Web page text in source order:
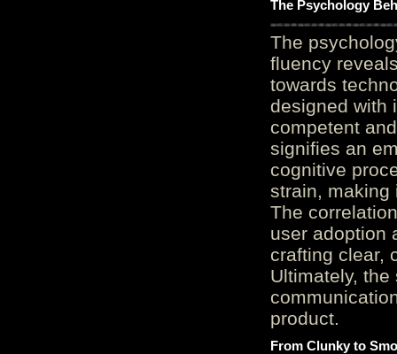
The Psychology
The
fluency
towards
designed with
competent
signifies an
cognitive
strain, making
The
user adoption
crafting clear,
Ultimately,
product.
From Clunky to